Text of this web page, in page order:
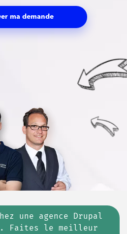
ma demande
une agence Drupal
Faites le meilleur